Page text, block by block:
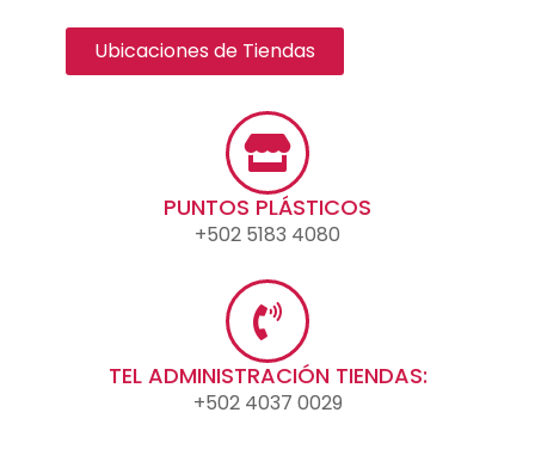
Ubicaciones de Tiendas
PUNTOS PLÁSTICOS
+502 5183 4080
TEL ADMINISTRACIÓN TIENDAS:
+502 4037 0029